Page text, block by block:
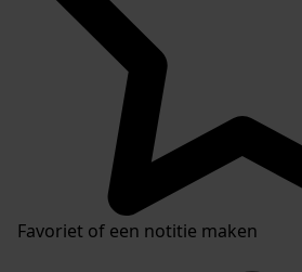
Favoriet of een notitie maken